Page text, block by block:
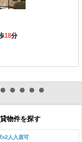
18分
物件を探す
×2人入居可